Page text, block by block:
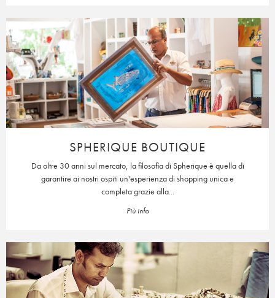
SPHERIQUE BOUTIQUE
Da oltre 30 anni sul mercato, la filosofia di Spherique è quella di
garantire ai nostri ospiti un'esperienza di shopping unica e
completa grazie alla...
Più info